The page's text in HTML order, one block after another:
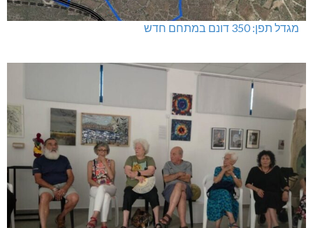
מגדל תפן: 350 דונם במתחם חדש